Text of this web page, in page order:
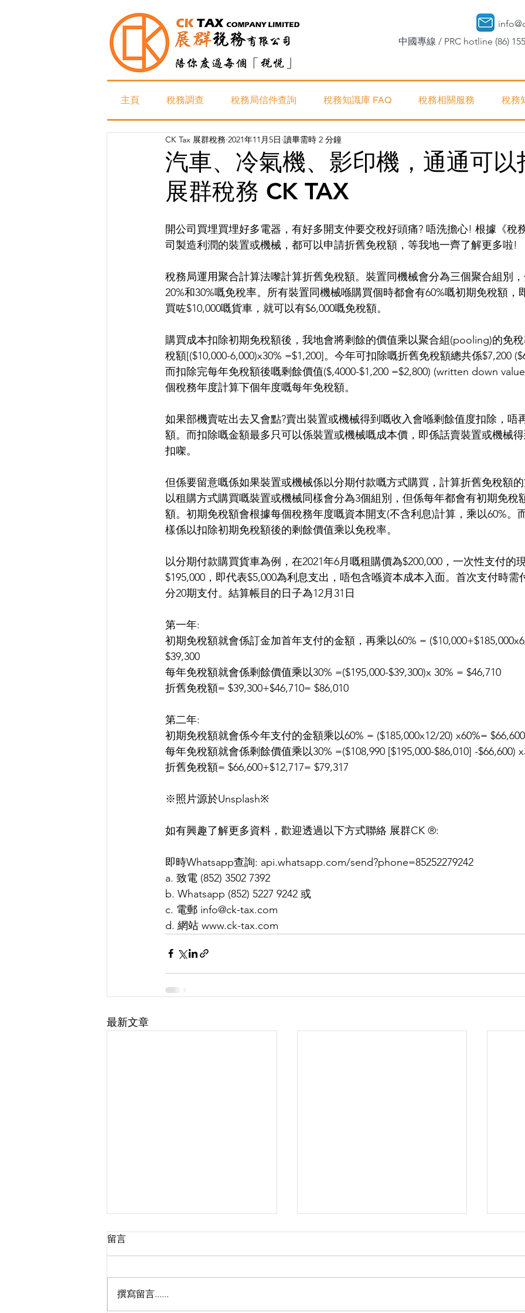
中國專線 / PRC hotline (86)
主頁 稅務調查 稅務局信件查詢 稅務知識庫 FAQ 稅務相關服務 稅務
汽車、冷氣機、影印機，通通可以
展群稅務 CK TAX
CK Tax 展群稅務 2021年11月5日 讀畢需時 2 分鐘
開公司買埋買埋好多電器，有好多開支仲要交稅好頭痛? 唔洗擔心! 根據《稅
司製造利潤的裝置或機械，都可以申請折舊免稅額，等我地一齊了解更多啦!
稅務局運用聚合計算法嚟計算折舊免稅額。裝置同機械會分為三個聚合組別
20%和30%嘅免稅率。所有裝置同機械喺購買個時都會有60%嘅初期免稅額，
買咗$10,000嘅貨車，就可以有$6,000嘅免稅額。
購買成本扣除初期免稅額後，我地會將剩餘的價值乘以聚合組(pooling)的免
稅額[($10,000-6,000)x30% =$1,200]。今年可扣除嘅折舊免稅額總共係$7,200
而扣除完每年免稅額後嘅剩餘價值($,4000-$1,200 =$2,800) (written down
個稅務年度計算下個年度嘅每年免稅額。
如果部機賣咗出去又會點?賣出裝置或機械得到嘅收入會喺剩餘值度扣除，唔
額。而扣除嘅金額最多只可以係裝置或機械嘅成本價，即係話賣裝置或機械
扣㗎。
但係要留意嘅係如果裝置或機械係以分期付款嘅方式購買，計算折舊免稅額
以租購方式購買嘅裝置或機械同樣會分為3個組別，但係每年都會有初期免稅
額。初期免稅額會根據每個稅務年度嘅資本開支(不含利息)計算，乘以60%。
樣係以扣除初期免稅額後的剩餘價值乘以免稅率。
以分期付款購買貨車為例，在2021年6月嘅租購價為$200,000，一次性支付的
$195,000，即代表$5,000為利息支出，唔包含喺資本成本入面。首次支付時需
分20期支付。結算帳目的日子為12月31日
第一年:
初期免稅額就會係訂金加首年支付的金額，再乘以60% =
$39,300
每年免稅額就會係剩餘價值乘以30% =($195,000-$39,300)x 30% = $46,710
折舊免稅額= $39,300+$46,710= $86,010
第二年:
初期免稅額就會係今年支付的金額乘以60% = ($185,000x12/20) x60%= $66,600
每年免稅額就會係剩餘價值乘以30% =($108,990 [$195,000-$86,010] -$66,600)
折舊免稅額= $66,600+$12,717= $79,317
※照片源於Unsplash※
如有興趣了解更多資料，歡迎透過以下方式聯絡 展群CK ®:
即時Whatsapp查詢: api.whatsapp.com/send?phone=85252279242
a. 致電 (852) 3502 7392
b. Whatsapp (852) 5227 9242 或
c. 電郵 info@ck-tax.com
d. 網站 www.ck-tax.com
最新文章
留言
撰寫留言......